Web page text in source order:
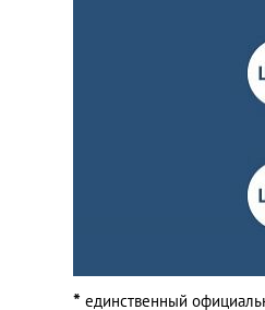
* единственный